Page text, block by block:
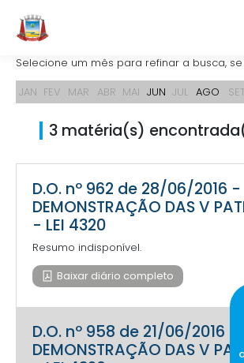
Selecione um mês para refinar a busca,
JAN FEV MAR ABR MAI JUN JUL AGO SET
3 matéria(s)
D.O. nº 962 de 28/06/2016 -
DEMONSTRAÇÃO DAS V
- LEI 4320
Resumo indisponível.
Baixar diário completo
D.O. nº 958 de 21/06/2016 -
DEMONSTRAÇÃO DAS V